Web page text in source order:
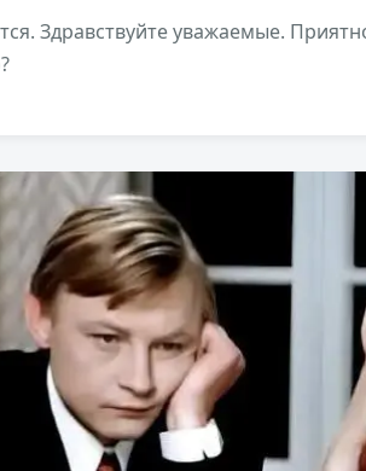
Здравствуйте уважаемые.